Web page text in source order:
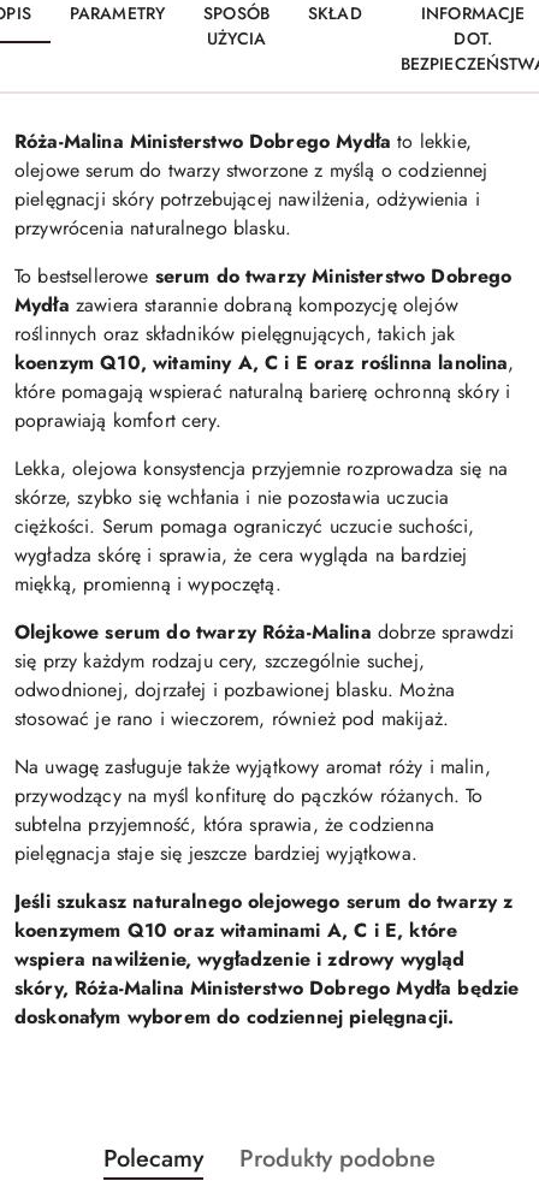
PARAMETRY
SPOSÓB
UŻYCIA
SKŁAD
INFORMACJE
DOT.
Róża-Malina Ministerstwo Dobrego Mydła to lekkie,
olejowe serum do twarzy stworzone z myślą o codziennej
pielęgnacji skóry potrzebującej nawilżenia, odżywienia i
przywrócenia naturalnego blasku.
To bestsellerowe serum do twarzy Ministerstwo Dobrego
Mydła zawiera starannie dobraną kompozycję olejów
roślinnych oraz składników pielęgnujących, takich jak
koenzym Q10, witaminy A, C i E oraz roślinna lanolina,
które pomagają wspierać naturalną barierę ochronną skóry i
poprawiają komfort cery.
Lekka, olejowa konsystencja przyjemnie rozprowadza się na
skórze, szybko się wchłania i nie pozostawia uczucia
ciężkości. Serum pomaga ograniczyć uczucie suchości,
wygładza skórę i sprawia, że cera wygląda na bardziej
miękką, promienną i wypoczętą.
Olejkowe serum do twarzy Róża-Malina dobrze sprawdzi
się przy każdym rodzaju cery, szczególnie suchej,
odwodnionej, dojrzałej i pozbawionej blasku. Można
stosować je rano i wieczorem, również pod makijaż.
Na uwagę zasługuje także wyjątkowy aromat róży i malin,
przywodzący na myśl konfiturę do pączków różanych. To
subtelna przyjemność, która sprawia, że codzienna
pielęgnacja staje się jeszcze bardziej wyjątkowa.
Jeśli szukasz naturalnego olejowego serum do twarzy z
koenzymem Q10 oraz witaminami A, C i E, które
wspiera nawilżenie, wygładzenie i zdrowy wygląd
skóry, Róża-Malina Ministerstwo Dobrego Mydła będzie
doskonałym wyborem do codziennej pielęgnacji.
Pomiń karuzelę produktów
Produkty
Polecamy
Produkty
Produkty podobne